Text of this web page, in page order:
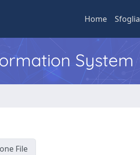
Home Sfoglia
System
File